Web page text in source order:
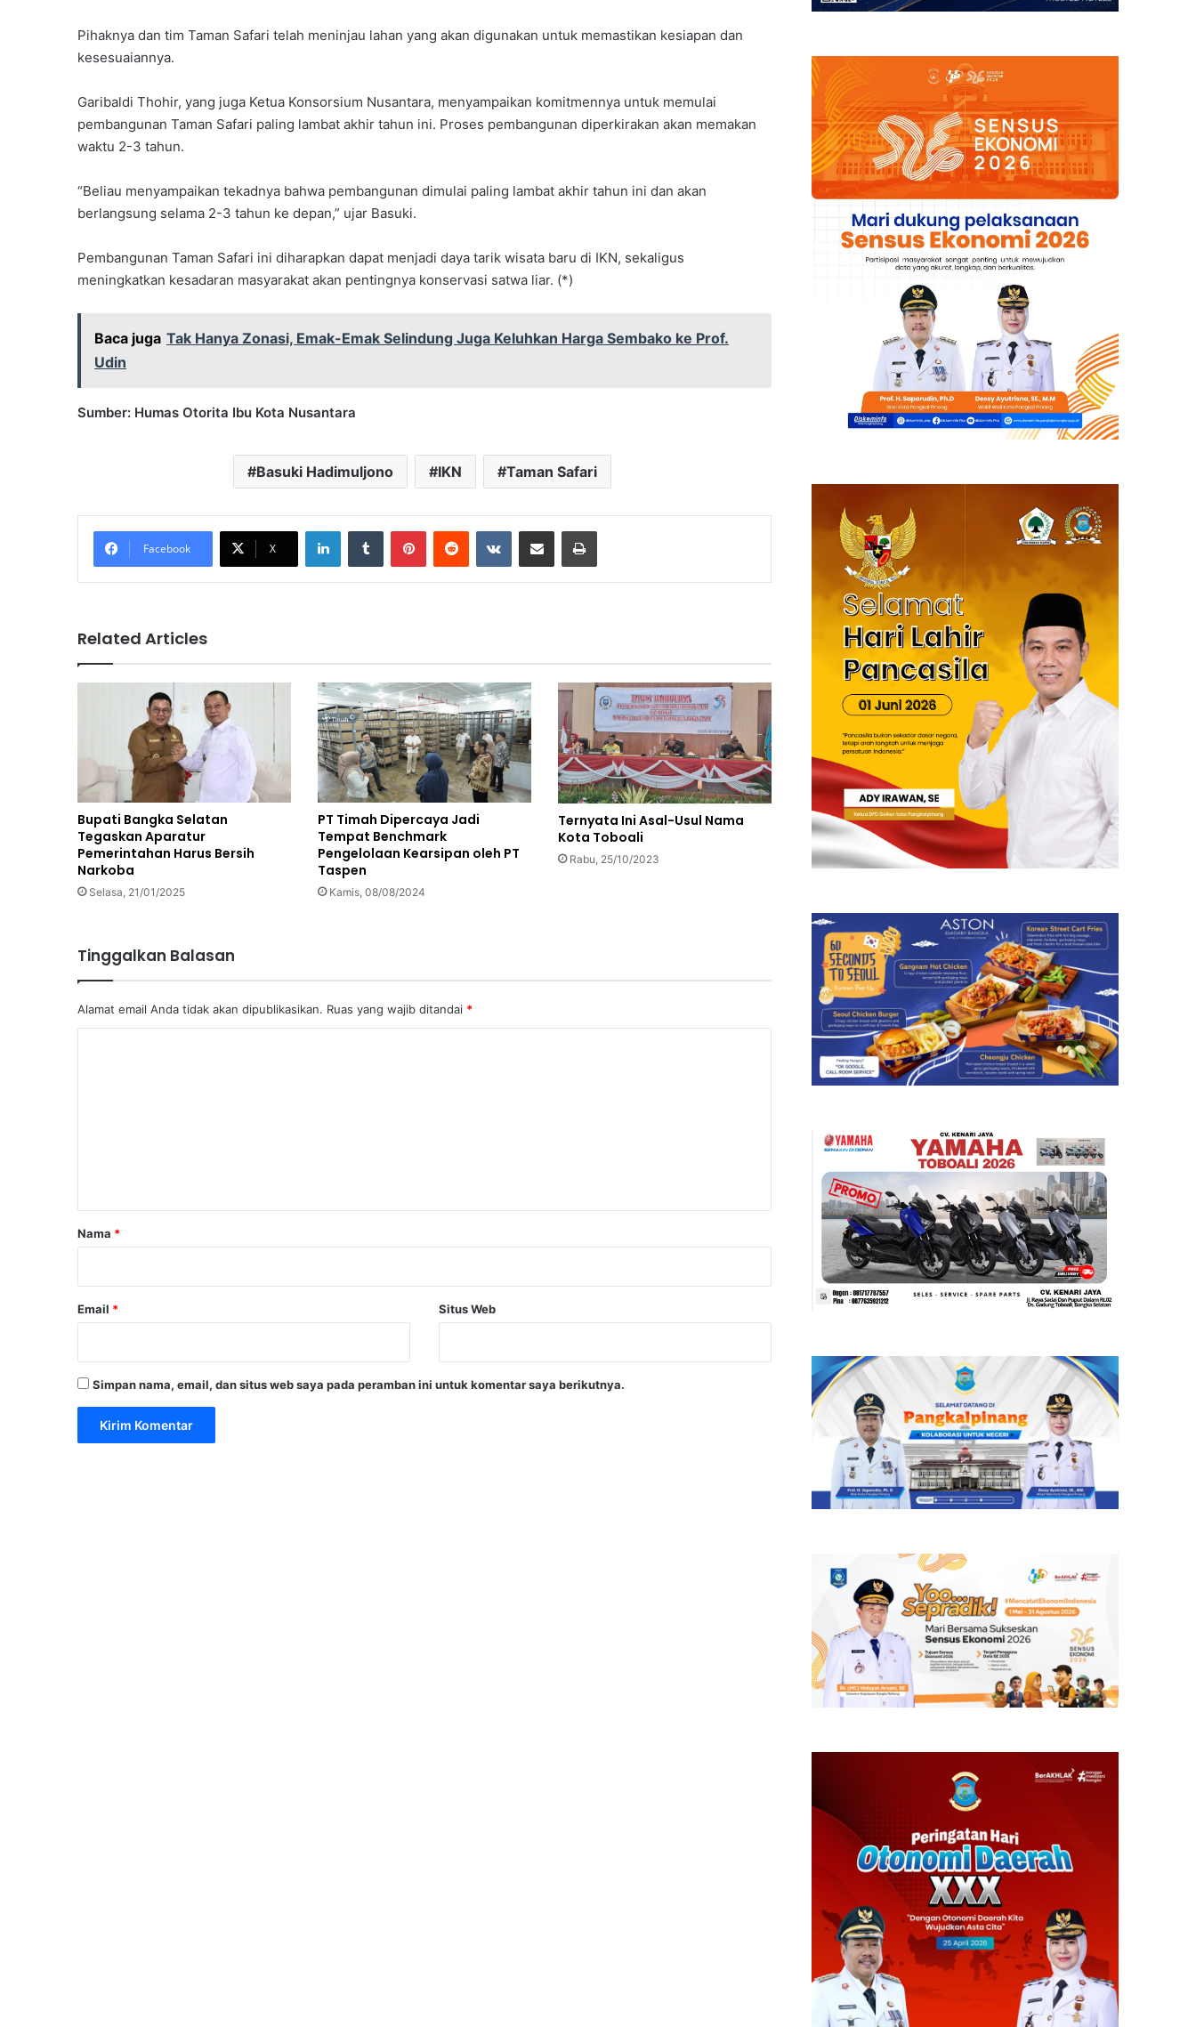
Pihaknya dan tim Taman Safari telah meninjau lahan yang akan digunakan untuk memastikan kesiapan dan
kesesuaiannya.
Garibaldi Thohir, yang juga Ketua Konsorsium Nusantara, menyampaikan komitmennya untuk memulai
pembangunan Taman Safari paling lambat akhir tahun ini. Proses pembangunan diperkirakan akan memakan
waktu 2-3 tahun.
“Beliau menyampaikan tekadnya bahwa pembangunan dimulai paling lambat akhir tahun ini dan akan
berlangsung selama 2-3 tahun ke depan,” ujar Basuki.
Pembangunan Taman Safari ini diharapkan dapat menjadi daya tarik wisata baru di IKN, sekaligus
meningkatkan kesadaran masyarakat akan pentingnya konservasi satwa liar. (*)
Baca juga Tak Hanya Zonasi, Emak-Emak Selindung Juga Keluhkan Harga Sembako ke Prof.
Udin
Sumber: Humas Otorita Ibu Kota Nusantara
Basuki Hadimuljono IKN Taman Safari
Facebook X
LinkedInTumblr PinterestReddit VKontakteShare via Email Print
Related Articles
Bupati Bangka Selatan
Tegaskan Aparatur
Pemerintahan Harus Bersih
Narkoba
Selasa, 21/01/2025
PT Timah Dipercaya Jadi
Tempat Benchmark
Pengelolaan Kearsipan oleh PT
Taspen
Kamis, 08/08/2024
Ternyata Ini Asal-Usul Nama
Kota Toboali
Rabu, 25/10/2023
Tinggalkan Balasan
Alamat email Anda tidak akan dipublikasikan. Ruas yang wajib ditandai *
rNama *
Email * Situs Web
Simpan nama, email, dan situs web saya pada peramban ini untuk komentar saya berikutnya.